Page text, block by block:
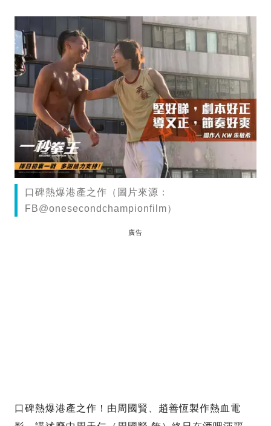
口碑熱爆港產之作（圖片來源：
FB@onesecondchampionfilm）
廣告
口碑熱爆港產之作！由周國賢、趙善恆製作熱血電